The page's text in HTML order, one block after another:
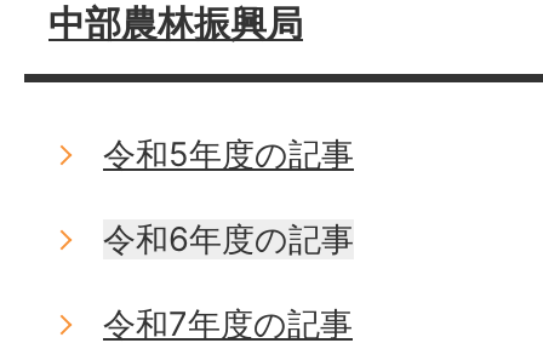
中部農林振興局
令和5年度の記事
令和6年度の記事
令和7年度の記事